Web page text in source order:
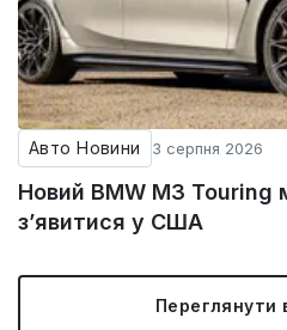
Авто Новини 3 серпня 2026
Новий BMW M3
з’явитися у США
Переглянути